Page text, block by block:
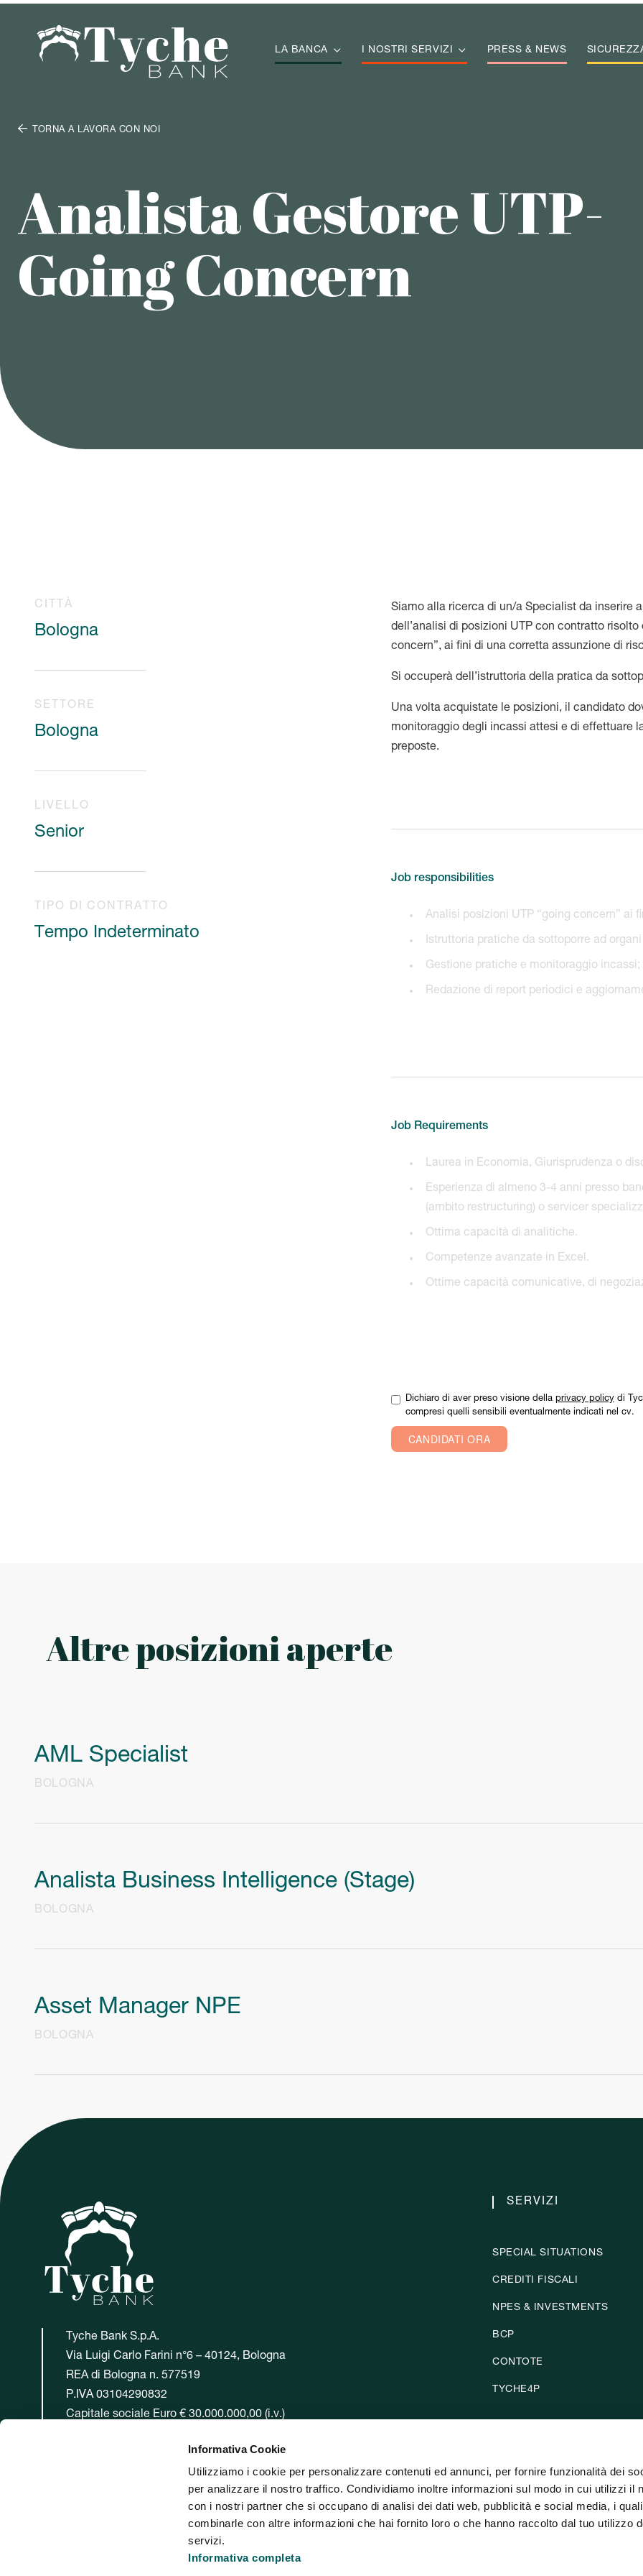
Informativa Cookie
Utilizziamo i cookie per personalizzare contenuti ed annunci, per fornire funzionalità dei
per analizzare il nostro traffico. Condividiamo inoltre informazioni sul modo in cui utilizzi il
con i nostri partner che si occupano di analisi dei dati web, pubblicità e social media, i
combinarle con altre informazioni che hai fornito loro o che hanno raccolto dal tuo utilizzo
servizi.
Informativa completa
LA BANCA  I NOSTRI SERVIZI  PRESS & NEWS
 TORNA A LAVORA CON NOI
Analista Gestore UTP-
Going Concern
CITTÀ
Bologna
SETTORE
Bologna
LIVELLO
Senior
TIPO DI CONTRATTO
Tempo Indeterminato
Siamo alla ricerca di un/a Specialist da inserire
dell’analisi di posizioni UTP con contratto
concern”, ai fini di una corretta assunzione di
Si occuperà dell’istruttoria della pratica da
Una volta acquistate le posizioni, il candidato
monitoraggio degli incassi attesi e di effettuare
preposte.
Job responsibilities
Analisi posizioni UTP “going concern” ai
Istruttoria pratiche da sottoporre ad
Gestione pratiche e monitoraggio incassi;
Redazione di report periodici e
Job Requirements
Laurea in Economia, Giurisprudenza o
Esperienza di almeno 3-4 anni presso
(ambito restructuring) o servicer
Ottima capacità di analitiche.
Competenze avanzate in Excel.
Ottime capacità comunicative, di
Dichiaro di aver preso visione della privacy policydi
compresi quelli sensibili eventualmente indicati nel cv.
CANDIDATI ORA
Altre posizioni aperte
AML Specialist
BOLOGNA
Analista Business Intelligence (Stage)
BOLOGNA
Asset Manager NPE
BOLOGNA
Tyche Bank S.p.A.
Via Luigi Carlo Farini n°6 – 40124, Bologna
REA di Bologna n. 577519
P.IVA 03104290832
Capitale sociale Euro € 30.000.000,00 (i.v.)
SERVIZI
SPECIAL SITUATIONS
CREDITI FISCALI
NPES & INVESTMENTS
BCP
CONTOTE
TYCHE4P